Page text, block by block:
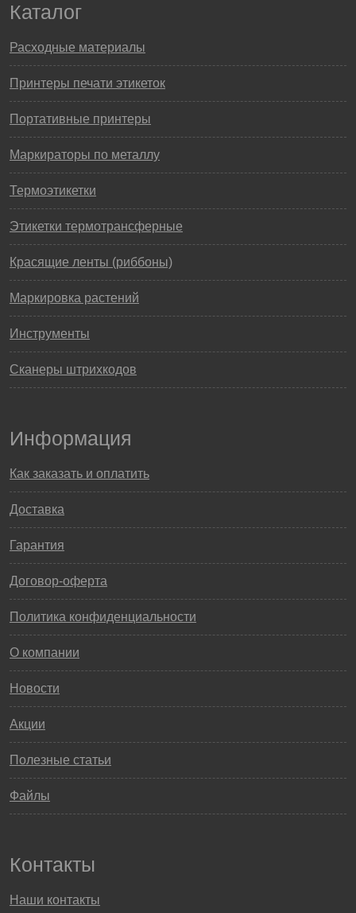
Каталог
Расходные материалы
Принтеры печати этикеток
Портативные принтеры
Маркираторы по металлу
Термоэтикетки
Этикетки термотрансферные
Красящие ленты (риббоны)
Маркировка растений
Инструменты
Сканеры штрихкодов
Информация
Как заказать и оплатить
Доставка
Гарантия
Договор-оферта
Политика конфиденциальности
О компании
Новости
Акции
Полезные статьи
Файлы
Контакты
Наши контакты